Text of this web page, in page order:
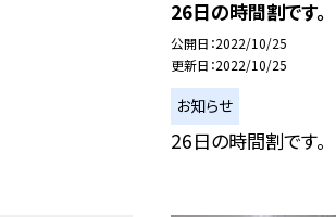
26日の時間割です。
公開日 2022/10/25
更新日 2022/10/25
お知らせ
26日の時間割です。